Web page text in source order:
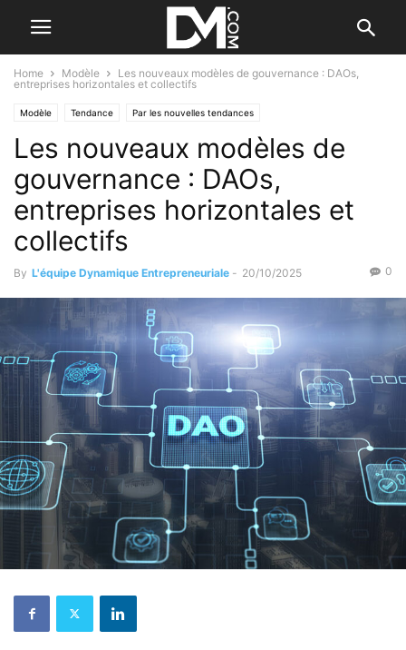
Home Modèle
Les nouveaux modèles de gouvernance : DAOs,
entreprises horizontales et collectifs
Modèle Tendance Par les nouvelles tendances
Les nouveaux modèles de
gouvernance : DAOs,
entreprises horizontales et
collectifs
By L'équipe Dynamique Entrepreneuriale - 20/10/2025 0